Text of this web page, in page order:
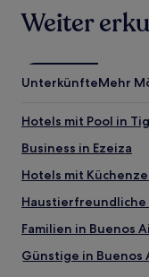
Weiter
UnterkünfteMehr
Hotels mit Pool in
Business in Ezeiza
Hotels mit
Haustierfreundliche
Familien in Buenos
Günstige in Buenos